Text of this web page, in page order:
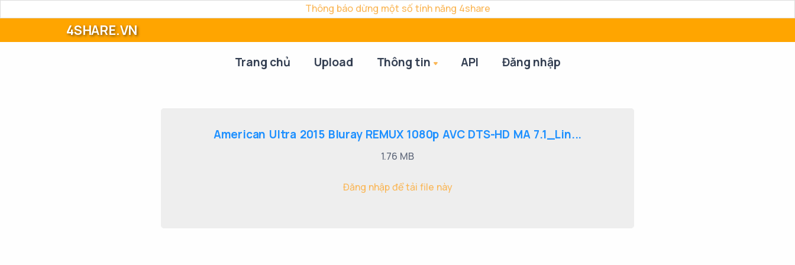
Thông báo dừng một số tính năng 4share
4SHARE.VN
Trang chủ Upload Thông tin API Đăng nhập
American Ultra 2015 Bluray REMUX 1080p AVC DTS-HD MA 7.1_Lin...
1.76 MB
Đăng nhập để tải file này